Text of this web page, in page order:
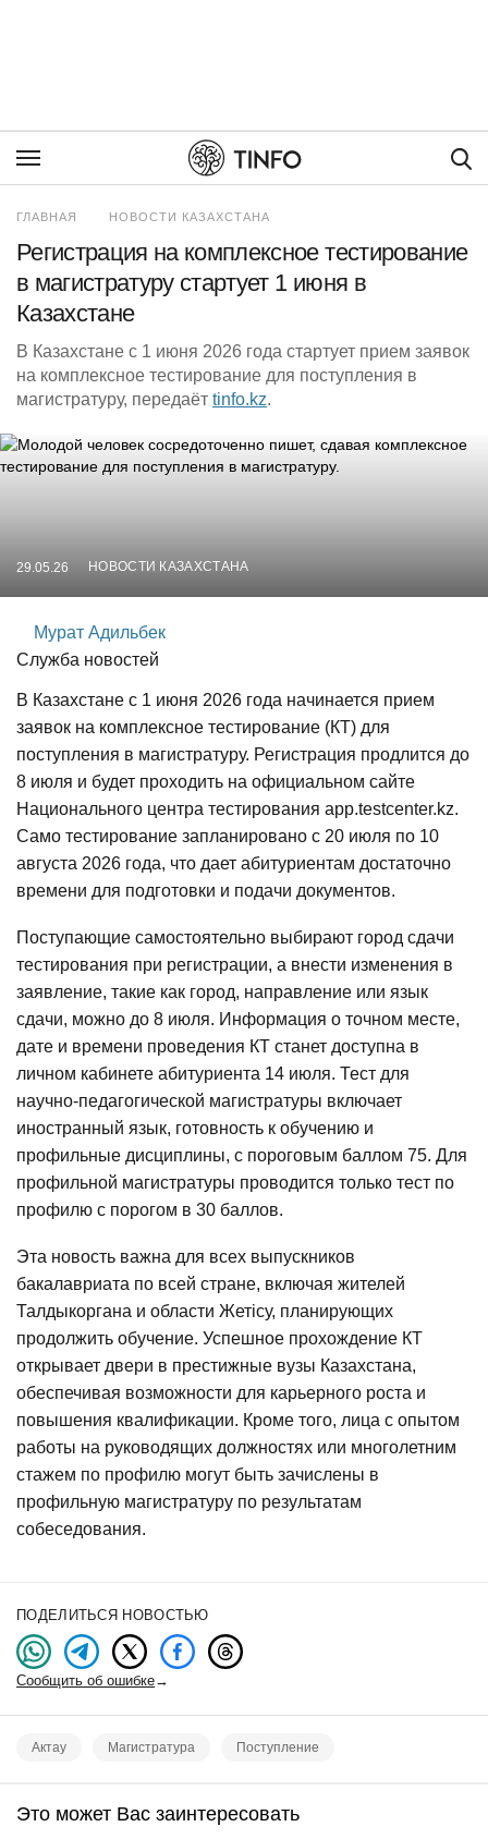
ГЛАВНАЯ НОВОСТИ КАЗАХСТАНА
Регистрация на комплексное тестирование
в магистратуру стартует 1 июня в
Казахстане
В Казахстане с 1 июня 2026 года стартует прием заявок
на комплексное тестирование для поступления в
магистратуру, передаёт tinfo.kz.
29.05.26 НОВОСТИ КАЗАХСТАНА
Мурат Адильбек
Служба новостей
В Казахстане с 1 июня 2026 года начинается прием
заявок на комплексное тестирование (КТ) для
поступления в магистратуру. Регистрация продлится до
8 июля и будет проходить на официальном сайте
Национального центра тестирования app.testcenter.kz.
Само тестирование запланировано с 20 июля по 10
августа 2026 года, что дает абитуриентам достаточно
времени для подготовки и подачи документов.
Поступающие самостоятельно выбирают город сдачи
тестирования при регистрации, а внести изменения в
заявление, такие как город, направление или язык
сдачи, можно до 8 июля. Информация о точном месте,
дате и времени проведения КТ станет доступна в
личном кабинете абитуриента 14 июля. Тест для
научно-педагогической магистратуры включает
иностранный язык, готовность к обучению и
профильные дисциплины, с пороговым баллом 75. Для
профильной магистратуры проводится только тест по
профилю с порогом в 30 баллов.
Эта новость важна для всех выпускников
бакалавриата по всей стране, включая жителей
Талдыкоргана и области Жетісу, планирующих
продолжить обучение. Успешное прохождение КТ
открывает двери в престижные вузы Казахстана,
обеспечивая возможности для карьерного роста и
повышения квалификации. Кроме того, лица с опытом
работы на руководящих должностях или многолетним
стажем по профилю могут быть зачислены в
профильную магистратуру по результатам
собеседования.
ПОДЕЛИТЬСЯ НОВОСТЬЮ
Сообщить об ошибке→
Актау Магистратура Поступление
Это может Вас заинтересовать